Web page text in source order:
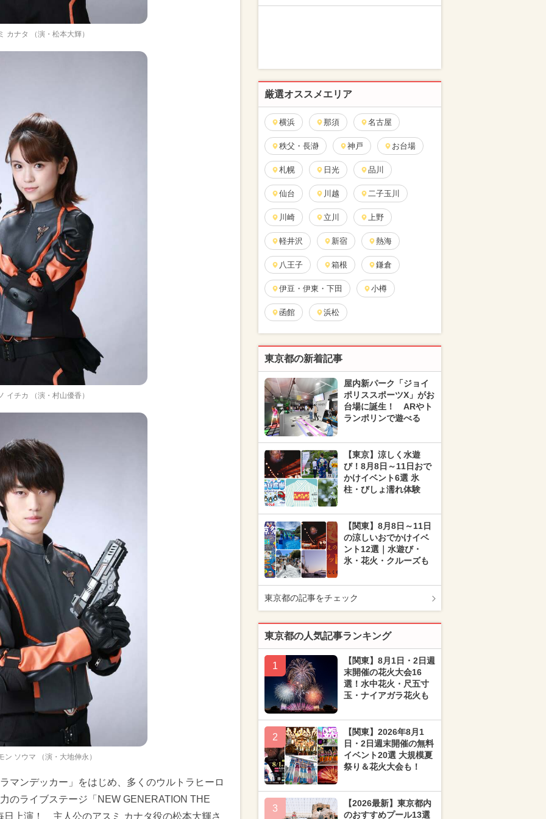
カナタ （演・松本大輝）
イチカ （演・村山優香）
ン ソウマ （演・大地伸永）
マンデッカー」をはじめ、多くのウルトラヒーロ
のライブステージ「NEW GENERATION THE
日上演！ 主人公のアスミ カナタ役の松本大輝さ
厳選オススメエリア
横浜 那須 名古屋
秩父・長瀞 神戸 お台場
札幌 日光 品川
仙台 川越 二子玉川
川崎 立川 上野
軽井沢 新宿 熱海
八王子 箱根 鎌倉
伊豆・伊東・下田 小樽
函館 浜松
東京都の新着記事
屋内新パーク「ジョイ
ポリススポーツX」がお
台場に誕生！ ARやト
ランポリンで遊べる
【東京】涼しく水遊
び！8月8日～11日おで
かけイベント6選 氷
柱・びしょ濡れ体験
【関東】8月8日～11日
の涼しいおでかけイベ
ント12選｜水遊び・
氷・花火・クルーズも
東京都の記事をチェック
東京都の人気記事ランキング
1
【関東】8月1日・2日週
末開催の花火大会16
選！水中花火・尺五寸
玉・ナイアガラ花火も
2
【関東】2026年8月1
日・2日週末開催の無料
イベント20選 大規模夏
祭り＆花火大会も！
3
【2026最新】東京都内
のおすすめプール13選